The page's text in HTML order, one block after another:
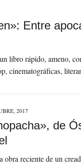
Entre
libro rápido, ameno,
cinematográficas,
2017
de
obra reciente de un